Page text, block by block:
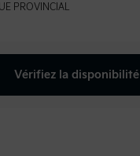
PROVINCIAL
Vérifiez la disponibilité